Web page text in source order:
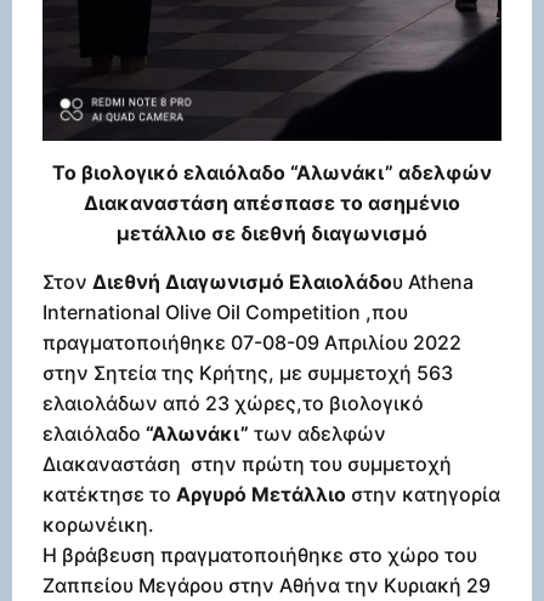
Το βιολογικό ελαιόλαδο “Αλωνάκι” αδελφών
Διακαναστάση απέσπασε το ασημένιο
μετάλλιο σε διεθνή διαγωνισμό
Στον Διεθνή Διαγωνισμό Ελαιολάδου Athena
International Olive Oil Competition ,που
πραγματοποιήθηκε 07-08-09 Απριλίου 2022
στην Σητεία της Κρήτης, με συμμετοχή 563
ελαιολάδων από 23 χώρες,το βιολογικό
ελαιόλαδο “Αλωνάκι” των αδελφών
Διακαναστάση στην πρώτη του συμμετοχή
κατέκτησε το Αργυρό Μετάλλιο στην κατηγορία
κορωνέικη.
Η βράβευση πραγματοποιήθηκε στο χώρο του
Ζαππείου Μεγάρου στην Αθήνα την Κυριακή 29